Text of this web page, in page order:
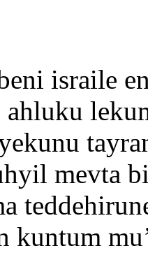
israile
mevta
kuntum